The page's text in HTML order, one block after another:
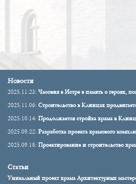
Новости
2025.11.23: Часовня в Истре в память о героях,
2025.11.06: Строительство в Клинцах
2025.10.14: Продолжается стройка храма в
2025.09.22: Разработка проекта храмового
2025.09.18: Проектирование и строительство
Статьи
Уникальный проект храма Архитектурных